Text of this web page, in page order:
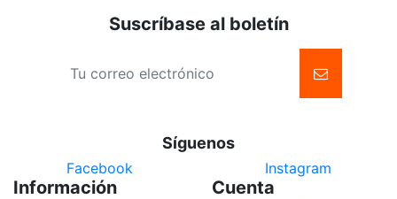
Suscríbase al boletín
Síguenos
Facebook Instagram
Información Cuenta